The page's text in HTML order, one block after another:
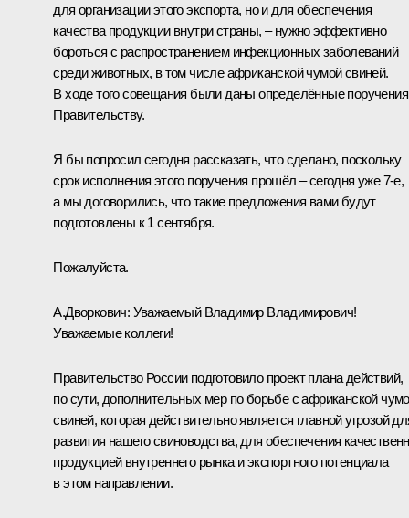
для организации этого экспорта, но и для обеспечения
качества продукции внутри страны, – нужно эффективно
бороться с распространением инфекционных заболеваний
среди животных, в том числе африканской чумой свиней.
В ходе того совещания были даны определённые поручения
Правительству.
Я бы попросил сегодня рассказать, что сделано, поскольку
срок исполнения этого поручения прошёл – сегодня уже 7-е,
а мы договорились, что такие предложения вами будут
подготовлены к 1 сентября.
Пожалуйста.
А.Дворкович: Уважаемый Владимир Владимирович!
Уважаемые коллеги!
Правительство России подготовило проект плана действий,
по сути, дополнительных мер по борьбе с африканской
свиней, которая действительно является главной угрозой
развития нашего свиноводства, для обеспечения
продукцией внутреннего рынка и экспортного потенциала
в этом направлении.